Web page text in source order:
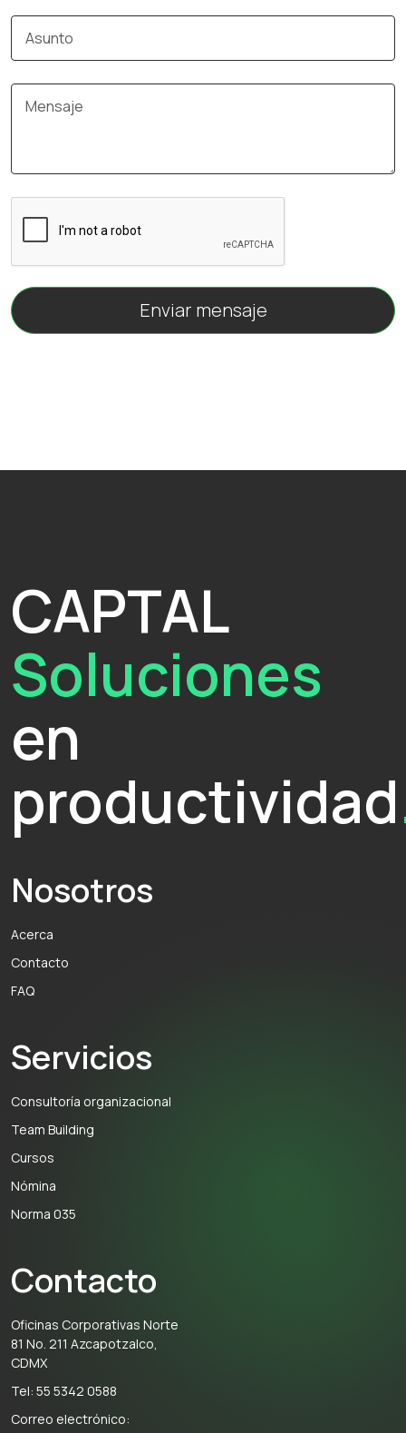
Enviar mensaje
CAPTAL
Soluciones
en
productividad
Nosotros
Acerca
Contacto
FAQ
Servicios
Consultoría organizacional
Team Building
Cursos
Nómina
Norma 035
Contacto
Oficinas Corporativas Norte
81 No. 211 Azcapotzalco,
CDMX
Tel: 55 5342 0588
Correo electrónico: